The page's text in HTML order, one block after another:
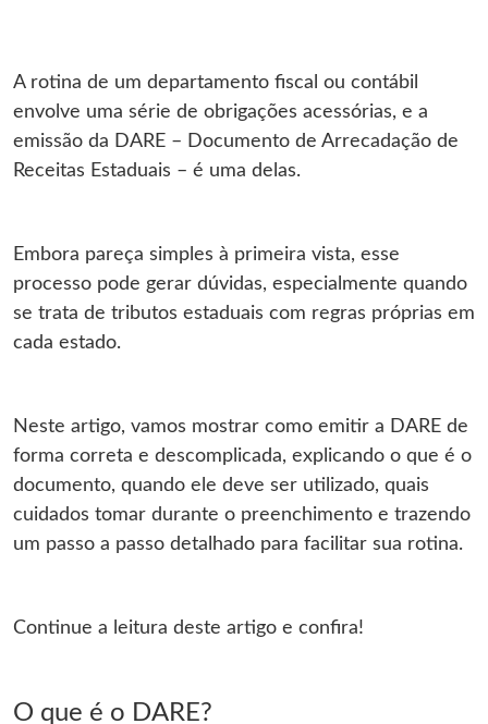
A rotina de um departamento fiscal ou contábil
envolve uma série de obrigações acessórias, e a
emissão da DARE – Documento de Arrecadação de
Receitas Estaduais – é uma delas.
Embora pareça simples à primeira vista, esse
processo pode gerar dúvidas, especialmente quando
se trata de tributos estaduais com regras próprias em
cada estado.
Neste artigo, vamos mostrar como emitir a DARE de
forma correta e descomplicada, explicando o que é o
documento, quando ele deve ser utilizado, quais
cuidados tomar durante o preenchimento e trazendo
um passo a passo detalhado para facilitar sua rotina.
Continue a leitura deste artigo e confira!
O que é o DARE?